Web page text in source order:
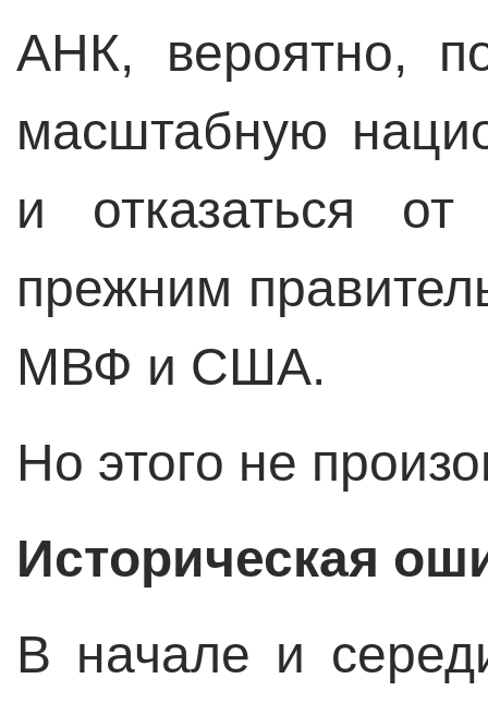
АНК, вероятно,
масштабную
и отказаться от
прежним
МВФ и США.
Но этого не
Историческая
В начале и